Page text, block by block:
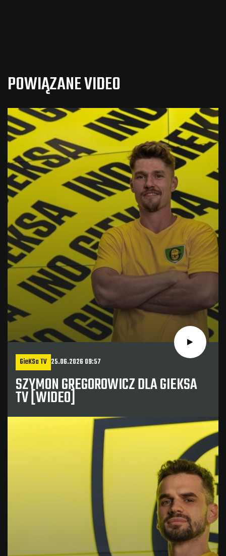
POWIĄZANE VIDEO
GieKSa TV 25.06.2026 09:57
SZYMON GREGOROWICZ DLA GIEKSA
TV [WIDEO]